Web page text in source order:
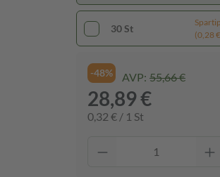
30 St
(0,28
-48% AVP: 55,66 €
28,89 €
0,32 € / 1 St